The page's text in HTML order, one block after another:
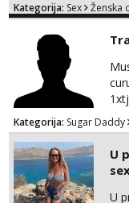
na
Kategorija: Sex Ženska
Kategorija: Sugar Daddy
U
U